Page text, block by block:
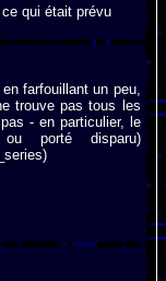
qui était prévu
farfouillant un peu,
trouve pas tous les
- en particulier, le
porté disparu)